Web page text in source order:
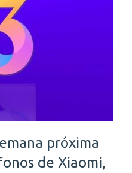
próxima
de Xiaomi,